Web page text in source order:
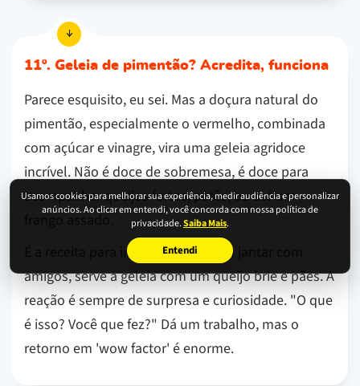
Usamos cookies para melhorar sua experiência, medir audiência e personalizar
anúncios. Ao clicar em entendi, você concorda com nossa política de
privacidade.Saiba Mais.
Entendi
11º. Geleia de pimentão? Acredita, funciona
Parece esquisito, eu sei. Mas a doçura natural do
pimentão, especialmente o vermelho, combinada
com açúcar e vinagre, vira uma geleia agridoce
incrível. Não é doce de sobremesa, é doce para
acompanhar queijos fortes, patês, ou até um
É a receita para impressionar. Num jantar com
amigos, serve a geleia com um queijo brie e pães. A
reação é sempre de surpresa e curiosidade. "O que
é isso? Você que fez?" Dá um trabalho, mas o
retorno em 'wow factor' é enorme.